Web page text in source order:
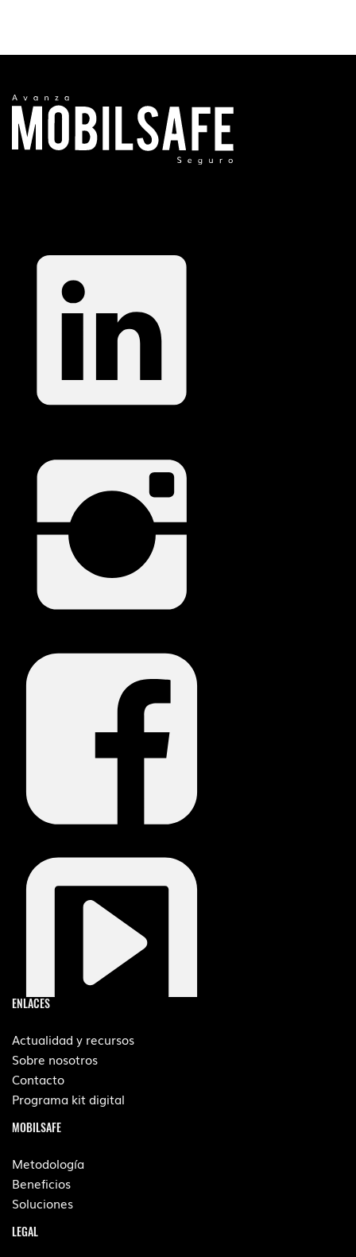
ENLACES
Actualidad y recursos
Sobre nosotros
Contacto
Programa kit digital
MOBILSAFE
Metodología
Beneficios
Soluciones
LEGAL